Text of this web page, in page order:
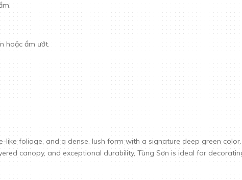
hoặc ẩm ướt.
like foliage, and a dense, lush form with a signature deep green
canopy, and exceptional durability, Tùng Sơn is ideal for